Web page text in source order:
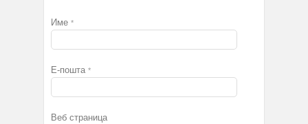
Име *
Е-пошта *
Веб страница